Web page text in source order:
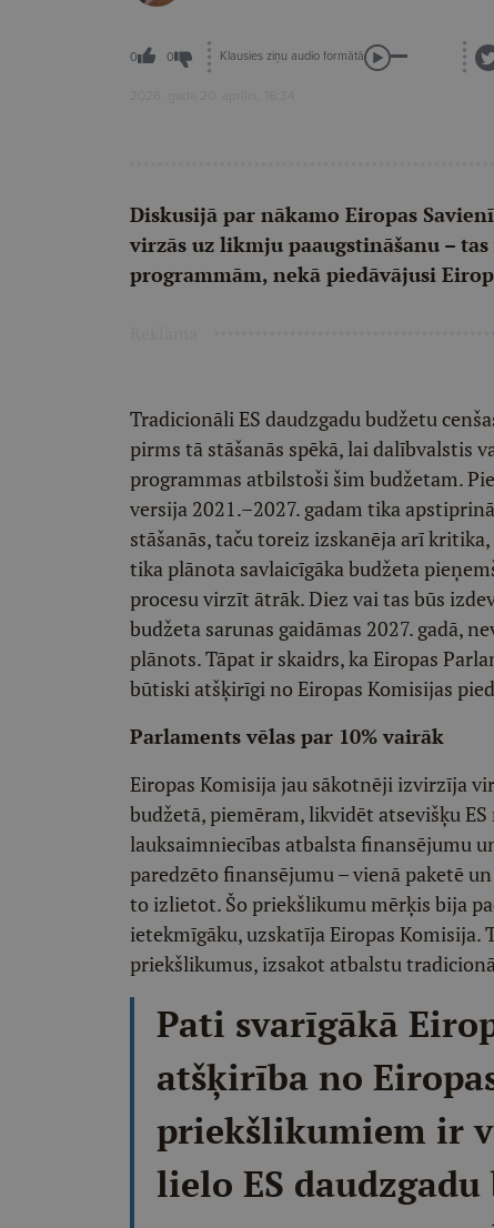
0 0 Klausies ziņu audio formātā
2026. gada 20. aprīlis, 16:34
Diskusijā par nākamo Eiropas
virzās uz likmju paaugstināšanu –
programmām, nekā piedāvājusi
Tradicionāli ES daudzgadu budžetu
pirms tā stāšanās spēkā, lai dalībvalstis
programmas atbilstoši šim budžetam.
versija 2021.–2027. gadam tika
stāšanās, taču toreiz izskanēja arī
tika plānota savlaicīgāka budžeta
procesu virzīt ātrāk. Diez vai tas būs
budžeta sarunas gaidāmas 2027. gadā,
plānots. Tāpat ir skaidrs, ka Eiropas
būtiski atšķirīgi no Eiropas Komisijas
Parlaments vēlas par 10% vairāk
Eiropas Komisija jau sākotnēji izvirzīja
budžetā, piemēram, likvidēt atsevišķu
lauksaimniecības atbalsta finansējumu
paredzēto finansējumu – vienā paketē
to izlietot. Šo priekšlikumu mērķis bija
ietekmīgāku, uzskatīja Eiropas
priekšlikumus, izsakot atbalstu
Pati svarīgākā
atšķirība no
priekšlikumiem ir
lielo ES